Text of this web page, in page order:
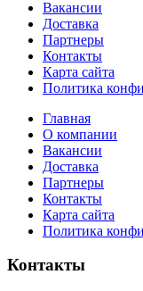
Вакансии
Доставка
Партнеры
Контакты
Карта сайта
Политика
Главная
О компании
Вакансии
Доставка
Партнеры
Контакты
Карта сайта
Политика
Контакты